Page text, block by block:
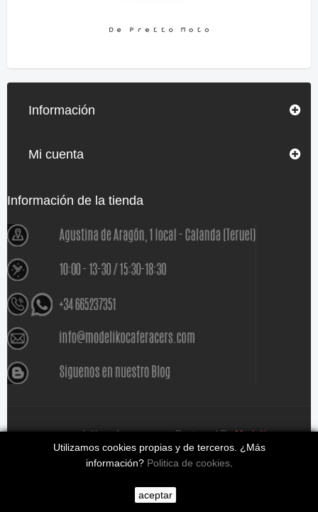
Información
Mi cuenta
Información de la tienda
Utilizamos cookies propias y de terceros. ¿Más
información? Politica de cookies.
aceptar
www.modelikocaferacers.com Designed By Modeliko